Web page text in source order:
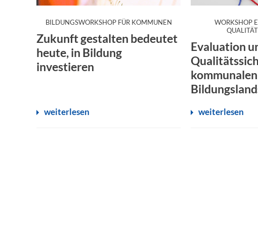
BILDUNGSWORKSHOP FÜR KOMMUNEN:
Zukunft gestalten bedeutet
heute, in Bildung
investieren
weiterlesen
WORKSHOP
Evaluation
kommunalen
weiterlesen